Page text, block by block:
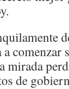
comenzar
mirada
de